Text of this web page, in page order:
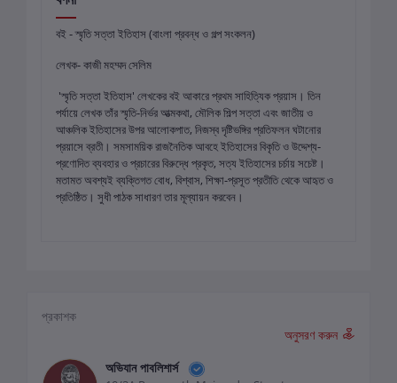
বই - স্মৃতি সত্তা ইতিহাস (বাংলা প্রবন্ধ ও গল্প সংকলন)
লেখক- কাজী মহম্মদ সেলিম
'স্মৃতি সত্তা ইতিহাস' লেখকের বই আকারে প্রথম সাহিত্যিক প্রয়াস। তিন
পর্যায়ে লেখক তাঁর স্মৃতি-নির্ভর আত্মকথা, মৌলিক শিল্প সত্তা এবং জাতীয় ও
আঞ্চলিক ইতিহাসের উপর আলোকপাত, নিজস্ব দৃষ্টিভঙ্গির প্রতিফলন ঘটানোর
প্রয়াসে ব্রতী। সমসাময়িক রাজনৈতিক আবহে ইতিহাসের বিকৃতি ও উদ্দেশ্য-
প্রণোদিত ব্যবহার ও প্রচারের বিরুদ্ধে প্রকৃত, সত্য ইতিহাসের চর্চায় সচেষ্ট।
মতামত অবশ্যই ব্যক্তিগত বোধ, বিশ্বাস, শিক্ষা-প্রসূত প্রতীতি থেকে আহৃত ও
প্রতিষ্ঠিত। সুধী পাঠক সাধারণ তার মূল্যায়ন করবেন।
প্রকাশক
অনুসরণ করুন
অভিযান পাবলিশার্স